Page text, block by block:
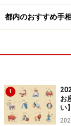
8位：おう
日生まれ）
都内のおすすめ手
1
お
い】